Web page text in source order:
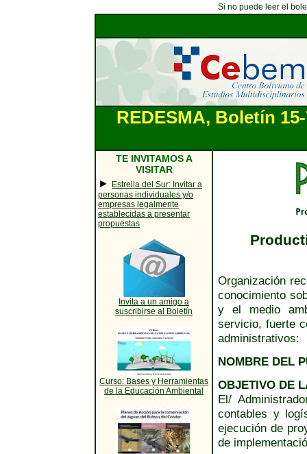
Si no puede leer el
REDESMA, Boletín
TE INVITAMOS A
VISITAR
►
Estrella del Sur: Invitar a
personas individuales y/o
empresas legalmente
establecidas a presentar
propuestas
Invita a un amigo a
suscribirse al Boletín
Curso: Bases y Herramientas
de la Educación Ambiental
Organización
conocimiento
y el medio
servicio, fuerte
administrativos:
NOMBRE DEL
OBJETIVO DE
El/
contables y
ejecución de
de